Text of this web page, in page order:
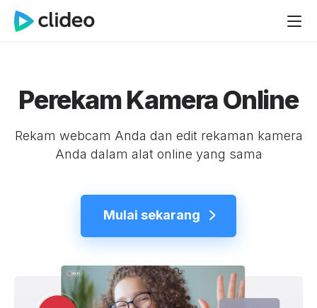
Perekam Kamera Online
Rekam webcam Anda dan edit rekaman kamera
Anda dalam alat online yang sama
Mulai sekarang